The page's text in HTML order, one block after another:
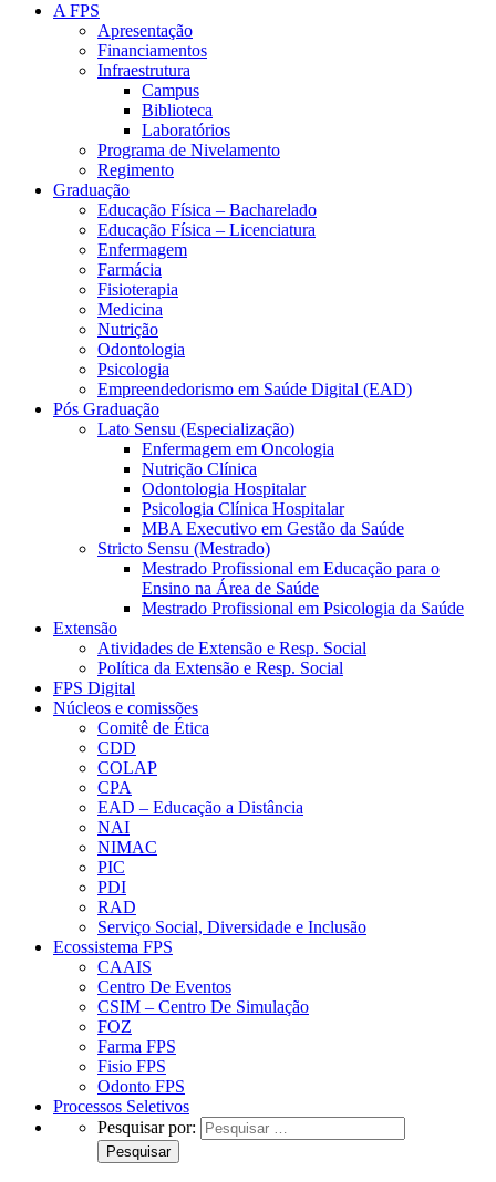
A FPS
Apresentação
Financiamentos
Infraestrutura
Campus
Biblioteca
Laboratórios
Programa de Nivelamento
Regimento
Graduação
Educação Física – Bacharelado
Educação Física – Licenciatura
Enfermagem
Farmácia
Fisioterapia
Medicina
Nutrição
Odontologia
Psicologia
Empreendedorismo em Saúde Digital (EAD)
Pós Graduação
Lato Sensu (Especialização)
Enfermagem em Oncologia
Nutrição Clínica
Odontologia Hospitalar
Psicologia Clínica Hospitalar
MBA Executivo em Gestão da Saúde
Stricto Sensu (Mestrado)
Mestrado Profissional em Educação para o
Ensino na Área de Saúde
Mestrado Profissional em Psicologia da Saúde
Extensão
Atividades de Extensão e Resp. Social
Política da Extensão e Resp. Social
FPS Digital
Núcleos e comissões
Comitê de Ética
CDD
COLAP
CPA
EAD – Educação a Distância
NAI
NIMAC
PIC
PDI
RAD
Serviço Social, Diversidade e Inclusão
Ecossistema FPS
CAAIS
Centro De Eventos
CSIM – Centro De Simulação
FOZ
Farma FPS
Fisio FPS
Odonto FPS
Processos Seletivos
Pesquisar por: